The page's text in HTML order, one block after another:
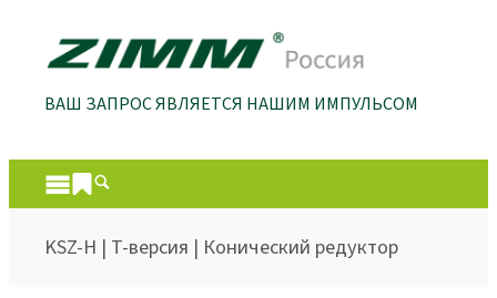
ВАШ ЗАПРОС ЯВЛЯЕТСЯ НАШИМ ИМПУЛЬСОМ
KSZ-H | T-версия | Конический редуктор